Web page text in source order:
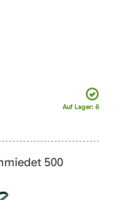
Auf Lager: 6
500